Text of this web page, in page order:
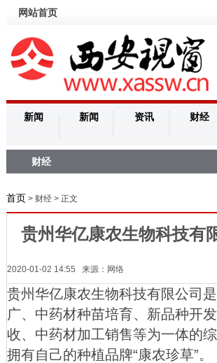
网站首页
新闻 新闻 资讯 财经
财经
首页 > 财经 > 正文
贵州华亿康农生物科技有
2020-01-02 14:55 来源：网络
贵州华亿康农生物科技有限公司
广、中药材种苗培育、新品种开
收、中药材加工销售等为一体的
拥有自己的种植品牌“康农珍草”。